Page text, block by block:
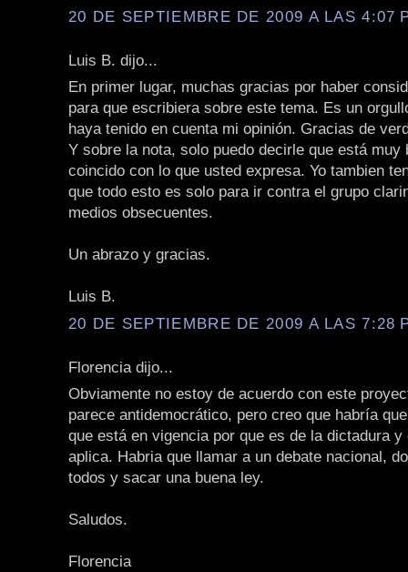
20 DE SEPTIEMBRE DE 2009 A LAS 4:07
Luis B. dijo...
En primer lugar, muchas gracias por haber
para que escribiera sobre este tema. Es un
haya tenido en cuenta mi opinión. Gracias de
Y sobre la nota, solo puedo decirle que está muy
coincido con lo que usted expresa. Yo tambien
que todo esto es solo para ir contra el grupo
medios obsecuentes.
Un abrazo y gracias.
Luis B.
20 DE SEPTIEMBRE DE 2009 A LAS 7:28
Florencia dijo...
Obviamente no estoy de acuerdo con este
parece antidemocrático, pero creo que habría
que está en vigencia por que es de la dictadura
aplica. Habria que llamar a un debate nacional,
todos y sacar una buena ley.
Saludos.
Florencia